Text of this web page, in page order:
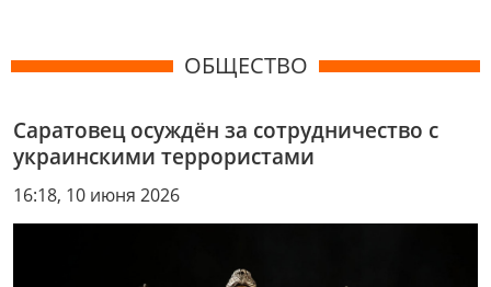
ОБЩЕСТВО
Саратовец осуждён за сотрудничество с
украинскими террористами
16:18, 10 июня 2026